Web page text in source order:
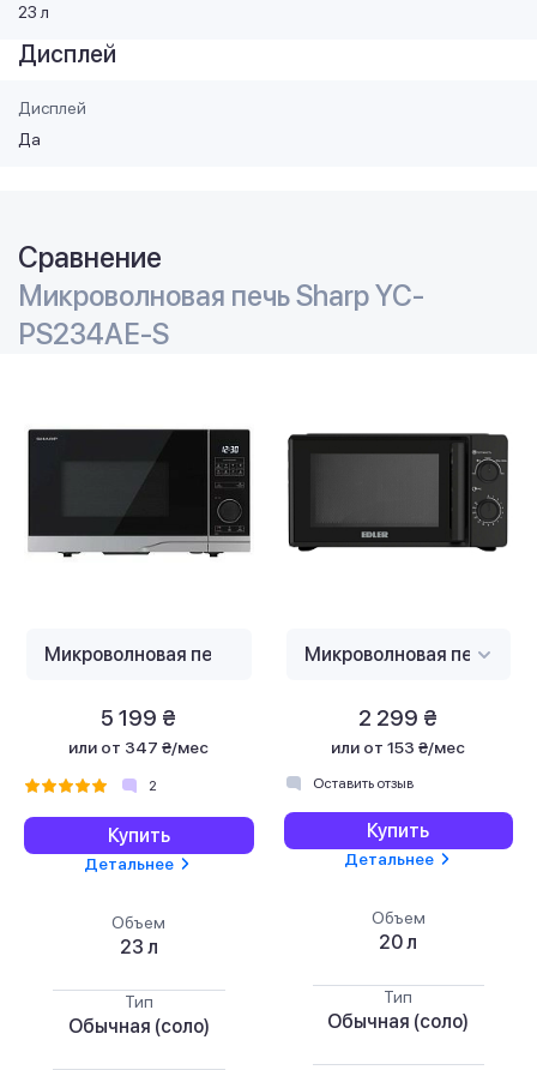
23 л
Дисплей
Дисплей
Да
Сравнение
Микроволновая печь Sharp YC-
PS234AE-S
5 199 ₴
или от 347 ₴/мес
2
Купить
Детальнее
Объем
23 л
Тип
Обычная (соло)
2 299 ₴
или от 153 ₴/мес
Оставить отзыв
Купить
Детальнее
Объем
20 л
Тип
Обычная (соло)